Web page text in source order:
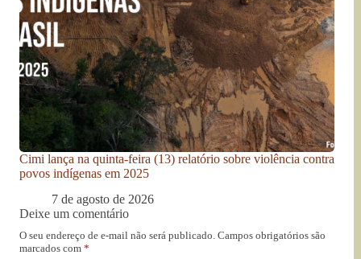
Cimi lança na quinta-feira (13) relatório sobre violência contra
povos indígenas em 2025
7 de agosto de 2026
Deixe um comentário
O seu endereço de e-mail não será publicado. Campos obrigatórios são
marcados com *